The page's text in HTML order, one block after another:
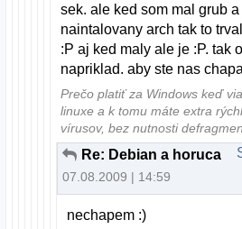
sek. ale ked som mal grub
naintalovany arch tak to
:P aj ked maly ale je :P. tak
napriklad. aby ste nas
Prečo platiť za Windows keď
linuxe a k tomu máte extra
vírusov, bez nutnosti
07.08.2009 | 14:59
nechapem :)